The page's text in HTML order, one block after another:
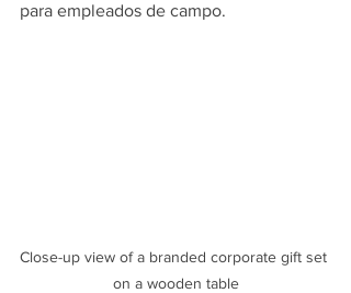
para empleados de campo.
Close-up view of a branded corporate gift set
on a wooden table